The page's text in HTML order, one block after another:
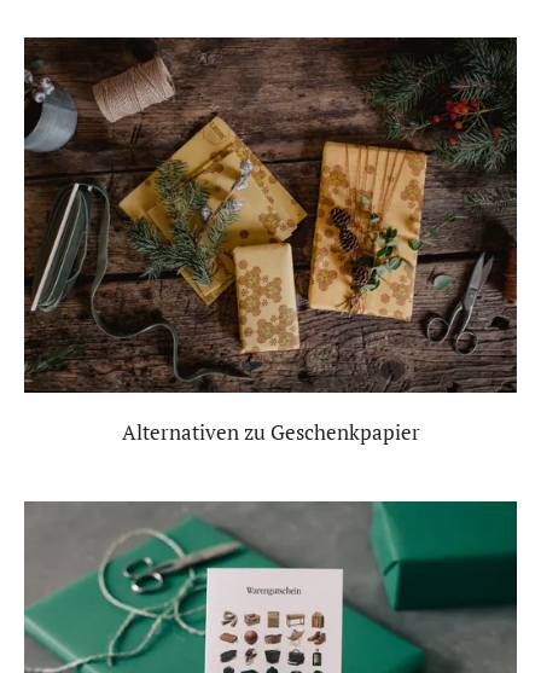
Alternativen zu Geschenkpapier